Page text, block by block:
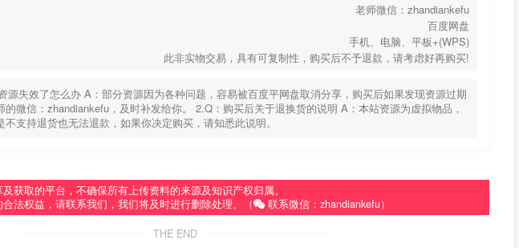
老师微信：zhandiankefu
百度网盘
手机、电脑、平板+(WPS)
此非实物交易，具有可复制性，购买后不予退款，请考虑好再购买!
源失效了怎么办 A：部分资源因为各种问题，容易被百度平网盘取消分享，购买后如果发现资源过期
微信：zhandiankefu，及时补发给你。 2.Q：购买后关于退换货的说明 A：本站资源为虚拟物品，
支持退货也无法退款，如果你决定购买，请知悉此说明。
获取的平台，不确保所有上传资料的来源及知识产权归属。
法权益，请联系我们，我们将及时进行删除处理。（
联系微信：zhandiankefu）
THE END